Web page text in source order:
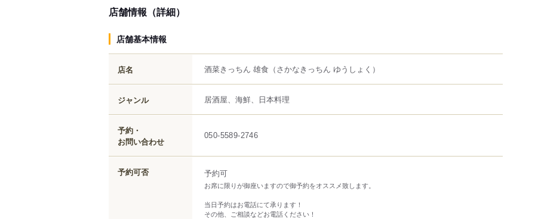
店舗情報（詳細）
店舗基本情報
店名 酒菜きっちん 雄食 （さかなきっちん ゆうしょく）
ジャンル 居酒屋、海鮮、日本料理
予約・
お問い合わせ
050-5589-2746
予約可否 予約可
お席に限りが御座いますので御予約をオススメ致します。
当日予約はお電話にて承ります！
その他、ご相談などお電話ください！